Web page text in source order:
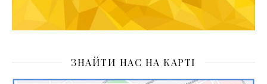
ЗНАЙТИ НАС НА КАРТІ